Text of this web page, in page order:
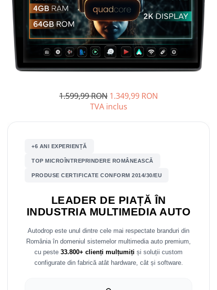
Toyota
Seat
Kia
Chevrolet
Mitsubishi
1.599,99 RON 1.349,99 RON
TVA inclus
+6 ANI EXPERIENȚĂ
TOP MICROÎNTREPRINDERE ROMÂNEASCĂ
PRODUSE CERTIFICATE CONFORM 2014/30/EU
LEADER DE PIAȚĂ ÎN
INDUSTRIA MULTIMEDIA AUTO
Autodrop este unul dintre cele mai respectate branduri din
România în domeniul sistemelor multimedia auto premium,
cu peste 33.800+ clienți mulțumiți și soluții custom
configurate din fabrică atât hardware, cât și software.